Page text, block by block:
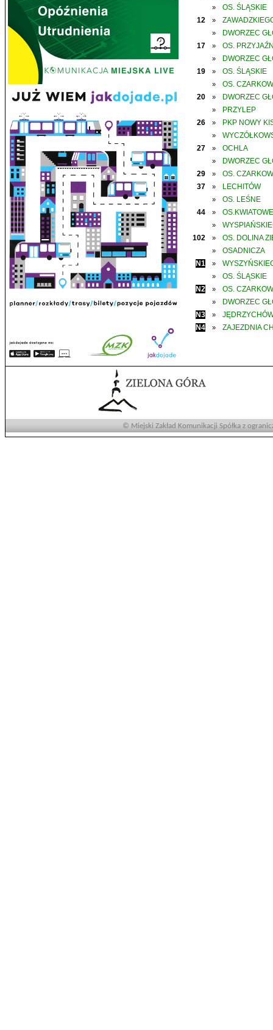
»
OS. ŚLĄSKIE
12
»
»
DWORZEC
17
» OS.
»
DWORZEC
19
» OS. ŚLĄSKIE
»
OS.
20
» DWORZEC
»
PRZYLEP
26
» PKP NOWY
»
27
» OCHLA
»
DWORZEC
29
»
OS.
37
» LECHITÓW
»
OS. LEŚNE
44
» OS.KWIATOWE
»
102
» OS. DOLINA
»
OSADNICZA
N1
»
»
OS. ŚLĄSKIE
N2
» OS.
»
DWORZEC
N3
»
N4
» ZAJEZDNIA
© Miejski Zakład Komunikacji Spółka z